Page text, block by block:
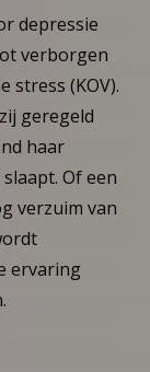
depressie
verborgen
stress (KOV).
geregeld
haar
Of een
verzuim van
ervaring